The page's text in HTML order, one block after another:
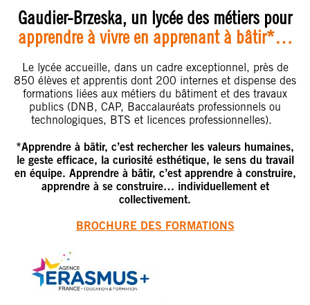
Gaudier-Brzeska, un lycée des métiers pour
apprendre à vivre en apprenant à bâtir*…
Le lycée accueille, dans un cadre exceptionnel, près de
850 élèves et apprentis dont 200 internes et dispense des
formations liées aux métiers du bâtiment et des travaux
publics (DNB, CAP, Baccalauréats professionnels ou
technologiques, BTS et licences professionnelles).
*Apprendre à bâtir, c’est rechercher les valeurs humaines,
le geste efficace, la curiosité esthétique, le sens du travail
en équipe. Apprendre à bâtir, c’est apprendre à construire,
apprendre à se construire… individuellement et
collectivement.
BROCHURE DES FORMATIONS